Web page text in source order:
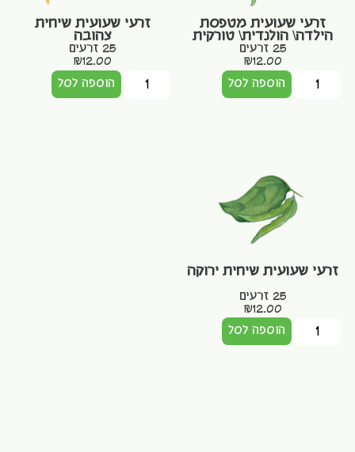
זרעי שעועית מטפסת
הילדה\ הולנדית\ טורקית
25 זרעים
₪12.00
הוספה לסל
זרעי שעועית שיחית
צהובה
25 זרעים
₪12.00
הוספה לסל
זרעי שעועית שיחית ירוקה
25 זרעים
₪12.00
הוספה לסל